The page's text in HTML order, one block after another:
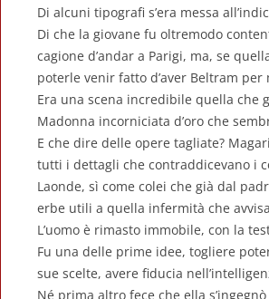
Di alcuni tipografi s’era messa
Di che la giovane fu oltremodo
cagione d’andar a Parigi, ma, se
poterle venir fatto d’aver Beltram per
Era una scena incredibile quella che
Madonna incorniciata d’oro che
E che dire delle opere tagliate?
tutti i dettagli che contraddicevano i
Laonde, sì come colei che già dal
erbe utili a quella infermità che
L’uomo è rimasto immobile, con la
Fu una delle prime idee, togliere
sue scelte, avere fiducia
Né prima altro fece che ella